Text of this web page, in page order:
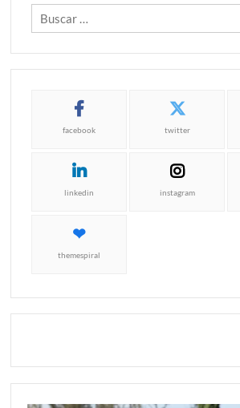
facebook twitter
linkedin instagram
themespiral